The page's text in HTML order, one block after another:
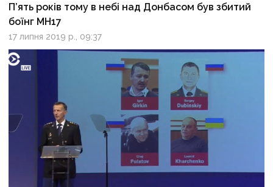
П’ять років тому в небі над Донбасом був збитий
боїнг MH17
17 липня 2019 р., 09:37